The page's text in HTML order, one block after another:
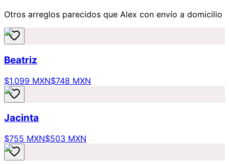
Otros arreglos parecidos que Alex con envío a domicilio
Beatriz
$1,099 MXN$748 MXN
Jacinta
$755 MXN$503 MXN